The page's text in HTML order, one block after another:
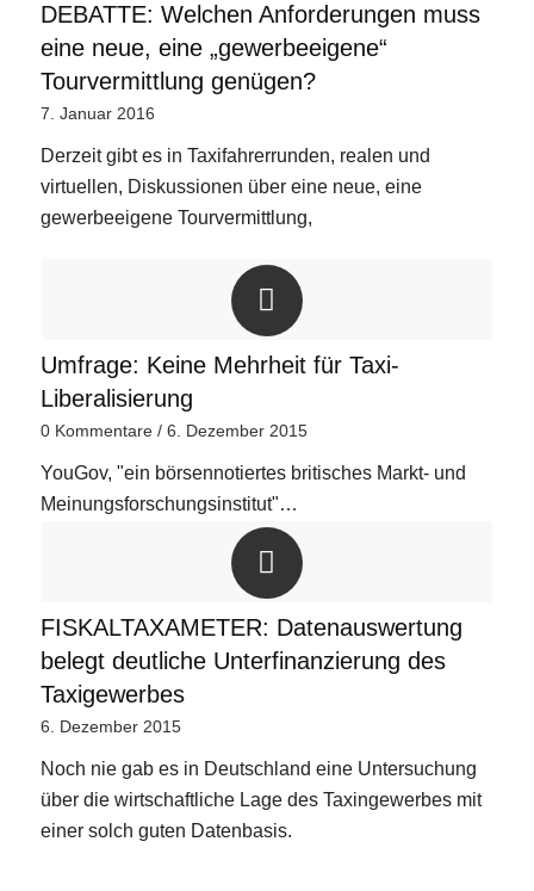
DEBATTE: Welchen Anforderungen muss
eine neue, eine „gewerbeeigene“
Tourvermittlung genügen?
7. Januar 2016
Derzeit gibt es in Taxifahrerrunden, realen und
virtuellen, Diskussionen über eine neue, eine
gewerbeeigene Tourvermittlung,
Umfrage: Keine Mehrheit für Taxi-
Liberalisierung
0 Kommentare / 6. Dezember 2015
YouGov, "ein börsennotiertes britisches Markt- und
Meinungsforschungsinstitut"…
FISKALTAXAMETER: Datenauswertung
belegt deutliche Unterfinanzierung des
Taxigewerbes
6. Dezember 2015
Noch nie gab es in Deutschland eine Untersuchung
über die wirtschaftliche Lage des Taxingewerbes mit
einer solch guten Datenbasis.